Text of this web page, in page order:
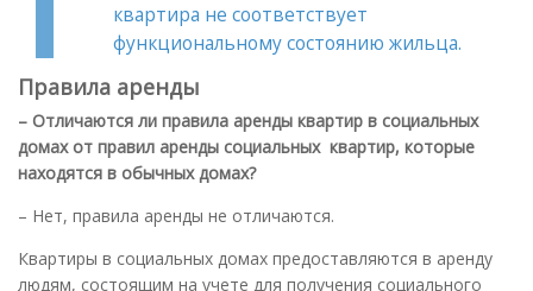
квартира не соответствует
функциональному состоянию жильца.
Правила аренды
– Отличаются ли правила аренды квартир в социальных
домах от правил аренды социальных квартир, которые
находятся в обычных домах?
– Нет, правила аренды не отличаются.
Квартиры в социальных домах предоставляются в аренду
людям, состоящим на учете для получения социального